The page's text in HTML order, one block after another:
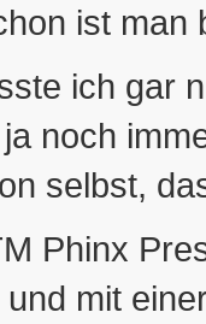
ist man
ich gar
noch
selbst,
Phinx
mit